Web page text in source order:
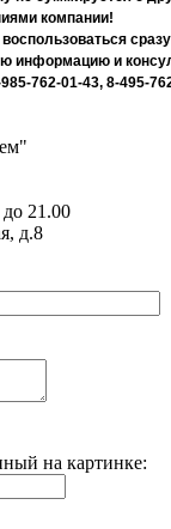
компании!
информацию и
762-01-43, 8-495-
21.00
д.8
на картинке: